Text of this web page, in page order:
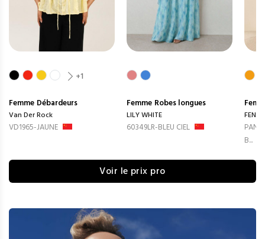
+1
Femme Débardeurs
Van Der Rock
VD1965-JAUNE
Femme Robes longues
LILY WHITE
60349LR-BLEU CIEL
B...
Voir le prix pro